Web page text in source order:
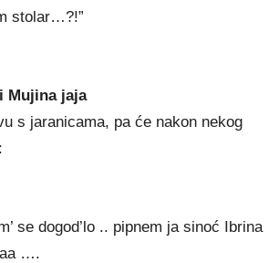
stolar…?!”
Mujina jaja
s jaranicama, pa će nakon nekog
se dogod’lo .. pipnem ja sinoć Ibrina
….